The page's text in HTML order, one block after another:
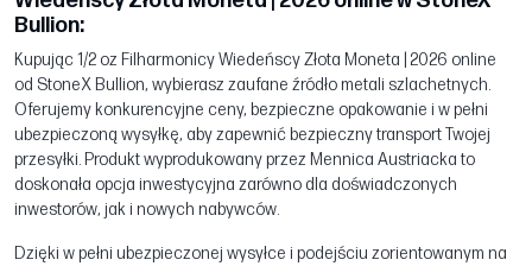
Bullion:
Kupując 1/2 oz Filharmonicy Wiedeńscy Złota Moneta | 2026 online
od StoneX Bullion, wybierasz zaufane źródło metali szlachetnych.
Oferujemy konkurencyjne ceny, bezpieczne opakowanie i w pełni
ubezpieczoną wysyłkę, aby zapewnić bezpieczny transport Twojej
przesyłki. Produkt wyprodukowany przez Mennica Austriacka to
doskonała opcja inwestycyjna zarówno dla doświadczonych
inwestorów, jak i nowych nabywców.
Dzięki w pełni ubezpieczonej wysyłce i podejściu zorientowanym na